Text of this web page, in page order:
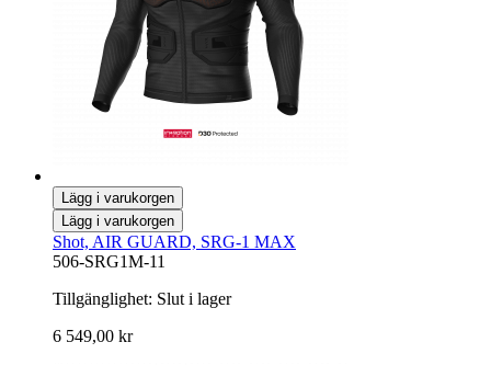
Lägg i varukorgen
Lägg i varukorgen
Shot, AIR GUARD, SRG-1 MAX
506-SRG1M-11
Tillgänglighet: Slut i lager
6 549,00 kr